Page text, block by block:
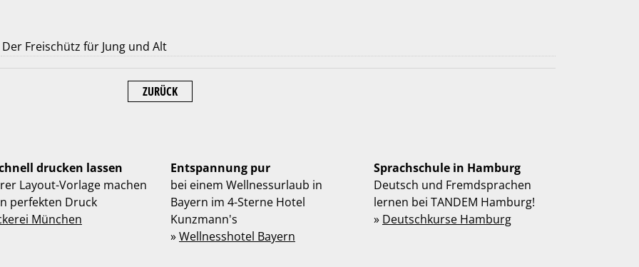
Der Freischütz für Jung und Alt
ZURÜCK
drucken lassen
Layout-Vorlage machen
perfekten Druck
München
Entspannung pur
bei einem Wellnessurlaub in
Bayern im 4-Sterne Hotel
Kunzmann's
»Wellnesshotel Bayern
Sprachschule in Hamburg
Deutsch und Fremdsprachen
lernen bei TANDEM Hamburg!
» Deutschkurse Hamburg